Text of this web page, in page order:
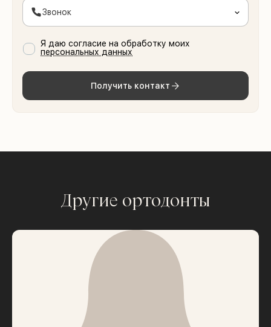
Звонок
Я даю согласие на обработку моих
персональных данных
Получить контакт
Другие ортодонты